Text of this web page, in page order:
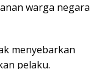
warga negara
menyebarkan
pelaku.